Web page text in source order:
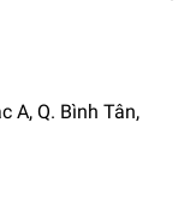
A, Q. Bình Tân,